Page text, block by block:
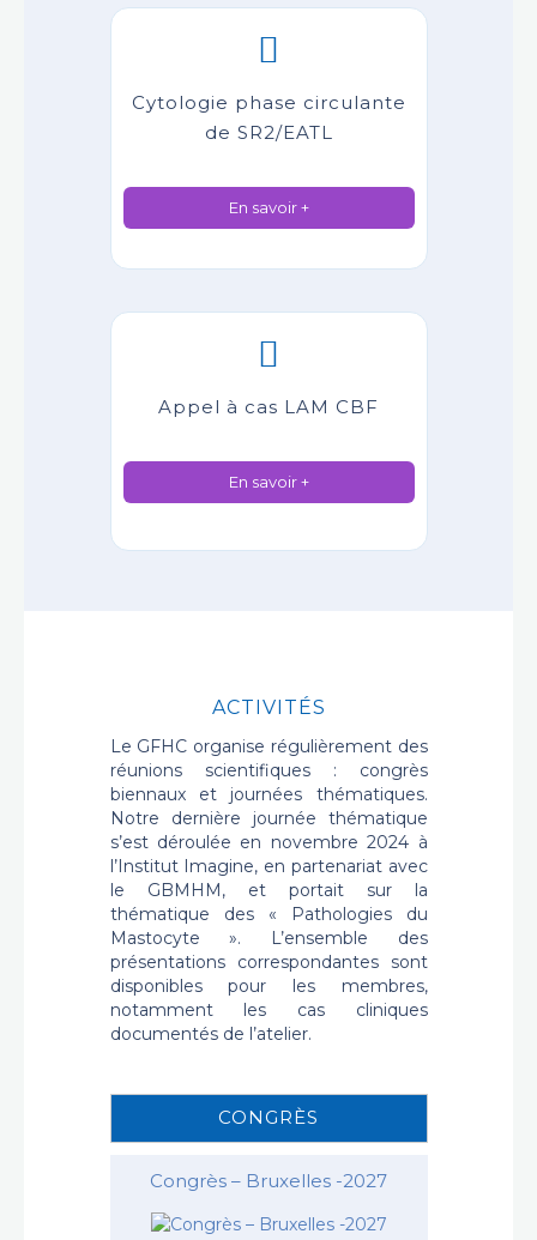
Cytologie phase circulante
de SR2/EATL
En savoir +
Appel à cas LAM CBF
En savoir +
ACTIVITÉS
Le GFHC organise régulièrement des
réunions scientifiques : congrès
biennaux et journées thématiques.
Notre dernière journée thématique
s’est déroulée en novembre 2024 à
l’Institut Imagine, en partenariat avec
le GBMHM, et portait sur la
thématique des « Pathologies du
Mastocyte ». L’ensemble des
présentations correspondantes sont
disponibles pour les membres,
notamment les cas cliniques
documentés de l’atelier.
CONGRÈS
Congrès – Bruxelles -2027